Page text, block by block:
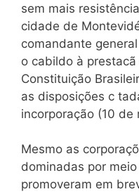
sem mais
cidade de
comandante
o cabildo à
Constituição
as disposições c
incorporação (10 de
Mesmo as
dominadas por
promoveram em